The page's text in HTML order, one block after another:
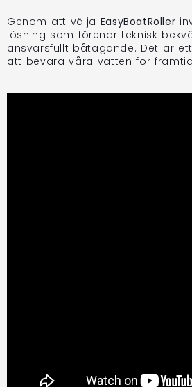
Genom att välja EasyBoatRoller
lösning som förenar teknisk
ansvarsfullt båtägande. Det är
att bevara våra vatten för